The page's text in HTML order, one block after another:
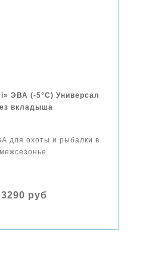
ЭВА (-5°С) Универсал
вкладыша
для охоты и рыбалки в
межсезонье.
3290 руб